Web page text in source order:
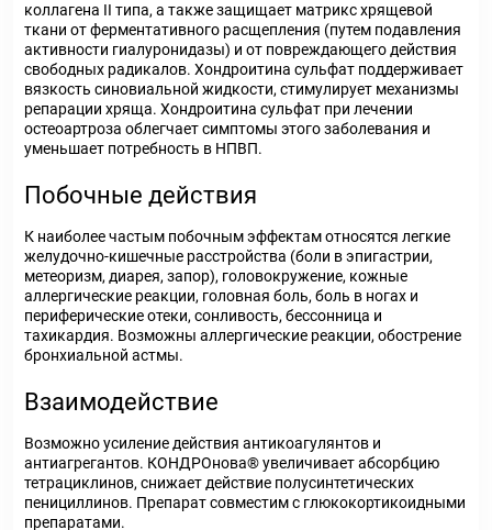
коллагена II типа, а также защищает матрикс хрящевой
ткани от ферментативного расщепления (путем подавления
активности гиалуронидазы) и от повреждающего действия
свободных радикалов. Хондроитина сульфат поддерживает
вязкость синовиальной жидкости, стимулирует механизмы
репарации хряща. Хондроитина сульфат при лечении
остеоартроза облегчает симптомы этого заболевания и
уменьшает потребность в НПВП.
Побочные действия
К наиболее частым побочным эффектам относятся легкие
желудочно-кишечные расстройства (боли в эпигастрии,
метеоризм, диарея, запор), головокружение, кожные
аллергические реакции, головная боль, боль в ногах и
периферические отеки, сонливость, бессонница и
тахикардия. Возможны аллергические реакции, обострение
бронхиальной астмы.
Взаимодействие
Возможно усиление действия антикоагулянтов и
антиагрегантов. КОНДРОнова® увеличивает абсорбцию
тетрациклинов, снижает действие полусинтетических
пенициллинов. Препарат совместим с глюкокортикоидными
препаратами.